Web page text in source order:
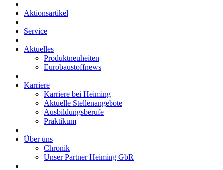
Aktionsartikel
Service
Aktuelles
Produktneuheiten
Eurobaustoffnews
Karriere
Karriere bei Heiming
Aktuelle Stellenangebote
Ausbildungsberufe
Praktikum
Über uns
Chronik
Unser Partner Heiming GbR